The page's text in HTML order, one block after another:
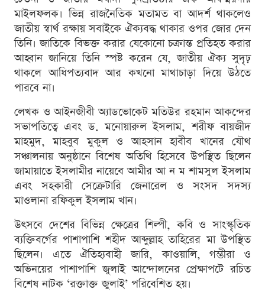
মাইলফলক। ভিন্ন রাজনৈতিক মতামত বা আদর্শ থাকলেও
জাতীয় স্বার্থ রক্ষায় সবাইকে ঐক্যবদ্ধ থাকার ওপর জোর দেন
তিনি। জাতিকে বিভক্ত করার যেকোনো চক্রান্ত প্রতিহত করার
আহ্বান জানিয়ে তিনি স্পষ্ট করেন যে, জাতীয় ঐক্য সুদৃঢ়
থাকলে আধিপত্যবাদ আর কখনো মাথাচাড়া দিয়ে উঠতে
পারবে না।
লেখক ও আইনজীবী অ্যাডভোকেট মতিউর রহমান আকন্দের
সভাপতিত্বে এবং ড. মনোয়ারুল ইসলাম, শরীফ বায়জীদ
মাহমুদ, মাহবুব মুকুল ও আহসান হাবীব খানের যৌথ
সঞ্চালনায় অনুষ্ঠানে বিশেষ অতিথি হিসেবে উপস্থিত ছিলেন
জামায়াতে ইসলামীর নায়েবে আমীর আ ন ম শামসুল ইসলাম
এবং সহকারী সেক্রেটারি জেনারেল ও সংসদ সদস্য
মাওলানা রফিকুল ইসলাম খান।
উৎসবে দেশের বিভিন্ন ক্ষেত্রের শিল্পী, কবি ও সাংস্কৃতিক
ব্যক্তিবর্গের পাশাপাশি শহীদ আব্দুল্লাহ তাহিরের মা উপস্থিত
ছিলেন। এতে ঐতিহ্যবাহী জারি, কাওয়ালি, গম্ভীরা ও
অভিনয়ের পাশাপাশি জুলাই আন্দোলনের প্রেক্ষাপটে রচিত
বিশেষ নাটক ‘রক্তাক্ত জুলাই’ পরিবেশিত হয়।